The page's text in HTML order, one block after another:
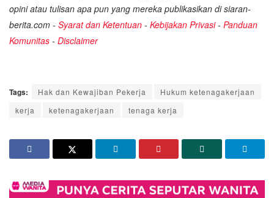
opini atau tulisan apa pun yang mereka publikasikan di siaran-
berita.com - Syarat dan Ketentuan - Kebijakan Privasi- Panduan
Komunitas - Disclaimer
Tags: Hak dan Kewajiban Pekerja
Hukum ketenagakerjaan
kerja
ketenagakerjaan tenaga kerja